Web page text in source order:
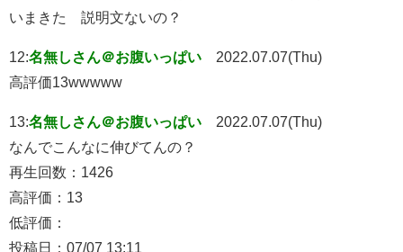
いまきた 説明文ないの？
12:名無しさん＠お腹いっぱい
2022.07.07(Thu)
高評価13wwwww
13:名無しさん＠お腹いっぱい
2022.07.07(Thu)
なんでこんなに伸びてんの？
再生回数：1426
高評価：13
低評価：
投稿日：07/07 13:11